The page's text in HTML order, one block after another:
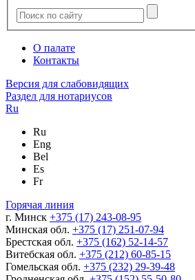
О палате
Контакты
Версия для слабовидящих
Раздел для нотариусов
Ru
Ru
Eng
Bel
Es
Fr
Горячая линия
г. Минск +375 (17) 243-08-95
Минская обл. +375 (17) 251-07-94
Брестская обл. +375 (162) 52-14-57
Витебская обл. +375 (212) 60-85-15
Гомельская обл. +375 (232) 29-39-48